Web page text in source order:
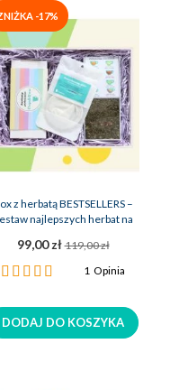
-17%
z herbatą BESTSELLERS –
najlepszych herbat na
99,00 zł 119,00 zł
Ocena:
1Opinia
DODAJ DO KOSZYKA